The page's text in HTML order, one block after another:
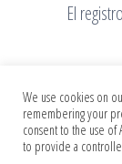
El
We use cookies on
remembering your
consent to the use of
to provide a